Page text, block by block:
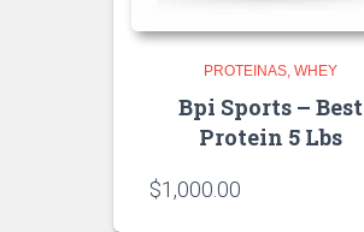
PROTEINAS WHEY
Bpi Sports – Best
Protein 5 Lbs
$1,000.00